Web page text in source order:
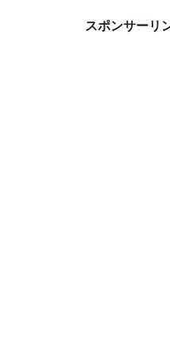
スポンサーリ